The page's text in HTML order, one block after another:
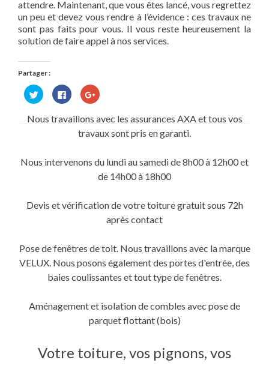
attendre. Maintenant, que vous êtes lancé, vous regrettez
un peu et devez vous rendre à l’évidence : ces travaux ne
sont pas faits pour vous. Il vous reste heureusement la
solution de faire appel à nos services.
Partager :
Cliquez
pour
partager
Twitter(ouvre
Cliquez
pour
partager
sur
Facebook(ouvre
dans
une
Cliquez
pour
Google+
dans
fenêtre)
Nous travaillons avec les assurances AXA et tous vos
travaux sont pris en garanti.
Nous intervenons du lundi au samedi de 8h00 à 12h00 et
de 14h00 à 18h00
Devis et vérification de votre toiture gratuit sous 72h
après contact
Pose de fenêtres de toit. Nous travaillons avec la marque
VELUX. Nous posons également des portes d'entrée, des
baies coulissantes et tout type de fenêtres.
Aménagement et isolation de combles avec pose de
parquet flottant (bois)
Votre toiture, vos pignons, vos